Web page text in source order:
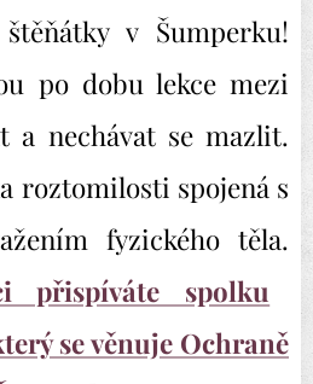
v Šumperku!
po dobu lekce mezi
a nechávat se mazlit.
roztomilosti spojená s
fyzického těla.
přispíváte spolku
se věnuje Ochraně